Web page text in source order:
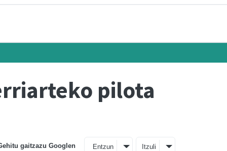
pilota
gaitzazu Googlen Entzun Itzuli